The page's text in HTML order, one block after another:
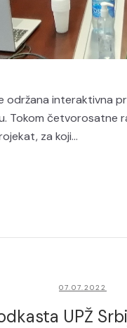
održana interaktivna
Tokom četvorosatne
za koji...
07.07.2022
UPŽ